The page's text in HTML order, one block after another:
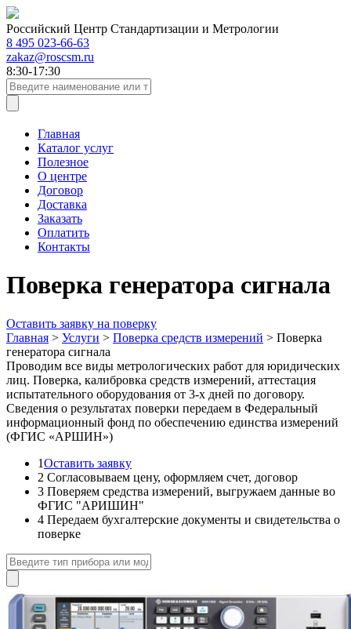
Российский Центр Стандартизации и Метрологии
8 495 023-66-63
zakaz@roscsm.ru
8:30-17:30
Главная
Каталог услуг
Полезное
О центре
Договор
Доставка
Заказать
Оплатить
Контакты
Поверка генератора сигнала
Оставить заявку на поверку
Главная > Услуги > Поверка средств измерений > Поверка
генератора сигнала
Проводим все виды метрологических работ для юридических
лиц. Поверка, калибровка средств измерений, аттестация
испытательного оборудования от 3-х дней по договору.
Сведения о результатах поверки передаем в Федеральный
информационный фонд по обеспечению единства измерений
(ФГИС «АРШИН»)
1Оставить заявку
2 Согласовываем цену, оформляем счет, договор
3 Поверяем средства измерений, выгружаем данные во
ФГИС "АРИШИН"
4 Передаем бухгалтерские документы и свидетельства о
поверке